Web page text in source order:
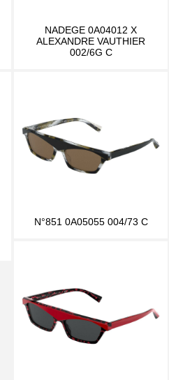
NADEGE 0A04012 X
ALEXANDRE VAUTHIER
002/6G C
N°851 0A05055 004/73 C